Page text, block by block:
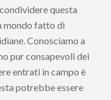
questa
mondo fatto di
Conosciamo a
pur consapevoli dei
entrati in campo è
potrebbe essere